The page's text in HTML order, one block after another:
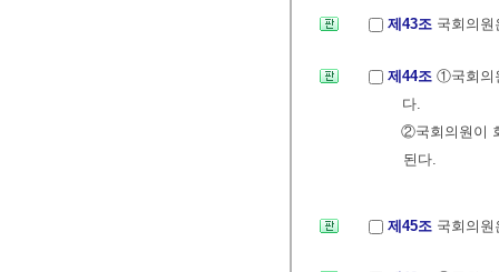
제43조 국회의
제44조 ①국회의
다.
②국회의원이
된다.
제45조 국회의